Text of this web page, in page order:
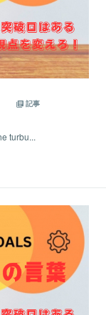
記事
turbu...